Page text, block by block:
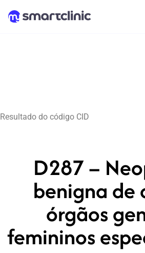
Resultado do código CID
D287 –
benigna de
órgãos
femininos